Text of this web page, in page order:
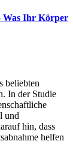
Was Ihr Körper
beliebten
In der Studie
und
hin, dass
helfen